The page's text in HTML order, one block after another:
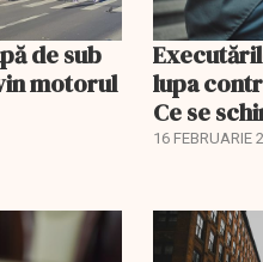
de sub
motorul
lupa
Ce se
16 FEBRUARIE